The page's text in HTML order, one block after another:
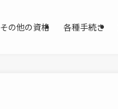
その他の資格 各種手続き